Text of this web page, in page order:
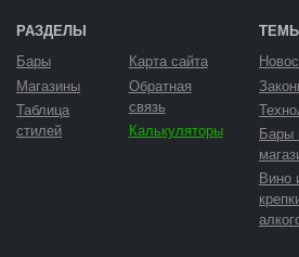
РАЗДЕЛЫ
Бары
Магазины
Таблица
стилей
Карта сайта
Обратная
связь
Калькуляторы
Бары
Вино